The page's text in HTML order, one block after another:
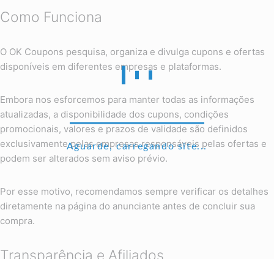
Aguarde, carregando site...
Como Funciona
O OK Coupons pesquisa, organiza e divulga cupons e ofertas
disponíveis em diferentes empresas e plataformas.
Embora nos esforcemos para manter todas as informações
atualizadas, a disponibilidade dos cupons, condições
promocionais, valores e prazos de validade são definidos
exclusivamente pelas empresas responsáveis pelas ofertas e
podem ser alterados sem aviso prévio.
Por esse motivo, recomendamos sempre verificar os detalhes
diretamente na página do anunciante antes de concluir sua
compra.
Transparência e Afiliados